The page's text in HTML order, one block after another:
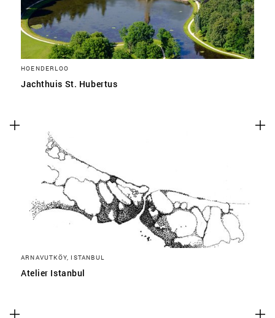
HOENDERLOO
Jachthuis St. Hubertus
ARNAVUTKÖY, ISTANBUL
Atelier Istanbul